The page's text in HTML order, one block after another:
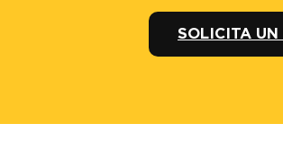
SOLICITA UN